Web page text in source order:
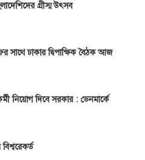
গ্রীস্ম উৎসব
সাথে ঢাকার দ্বিপাক্ষিক বৈঠক আজ
নিয়োগ দিবে সরকার : ডেনমার্কে